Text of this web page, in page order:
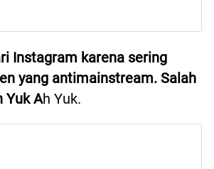
Instagram karena sering
yang antimainstream. Salah
Yuk Ah Yuk.